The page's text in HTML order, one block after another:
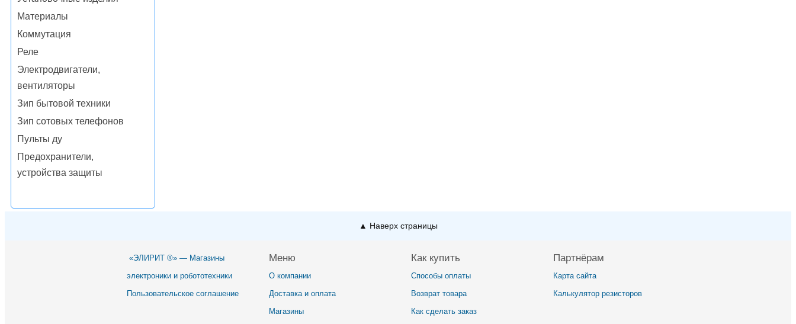
Материалы
Коммутация
Реле
Электродвигатели,
вентиляторы
Зип бытовой техники
Зип сотовых телефонов
Пульты ду
Предохранители,
устройства защиты
▲ Наверх страницы
«ЭЛИРИТ ®» — Магазины
электроники и робототехники
Пользовательское соглашение
Меню
О компании
Доставка и оплата
Магазины
Как купить
Способы оплаты
Возврат товара
Как сделать заказ
Партнёрам
Карта сайта
Калькулятор резисторов